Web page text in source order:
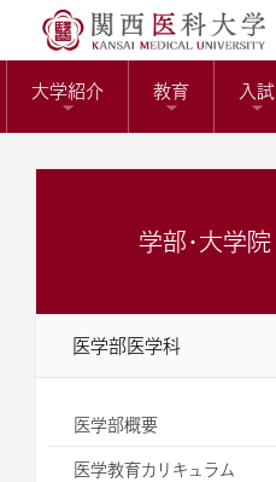
大学紹介 教育 入試
学部・大学院
医学部医学科
医学部概要
医学教育カリキュラム